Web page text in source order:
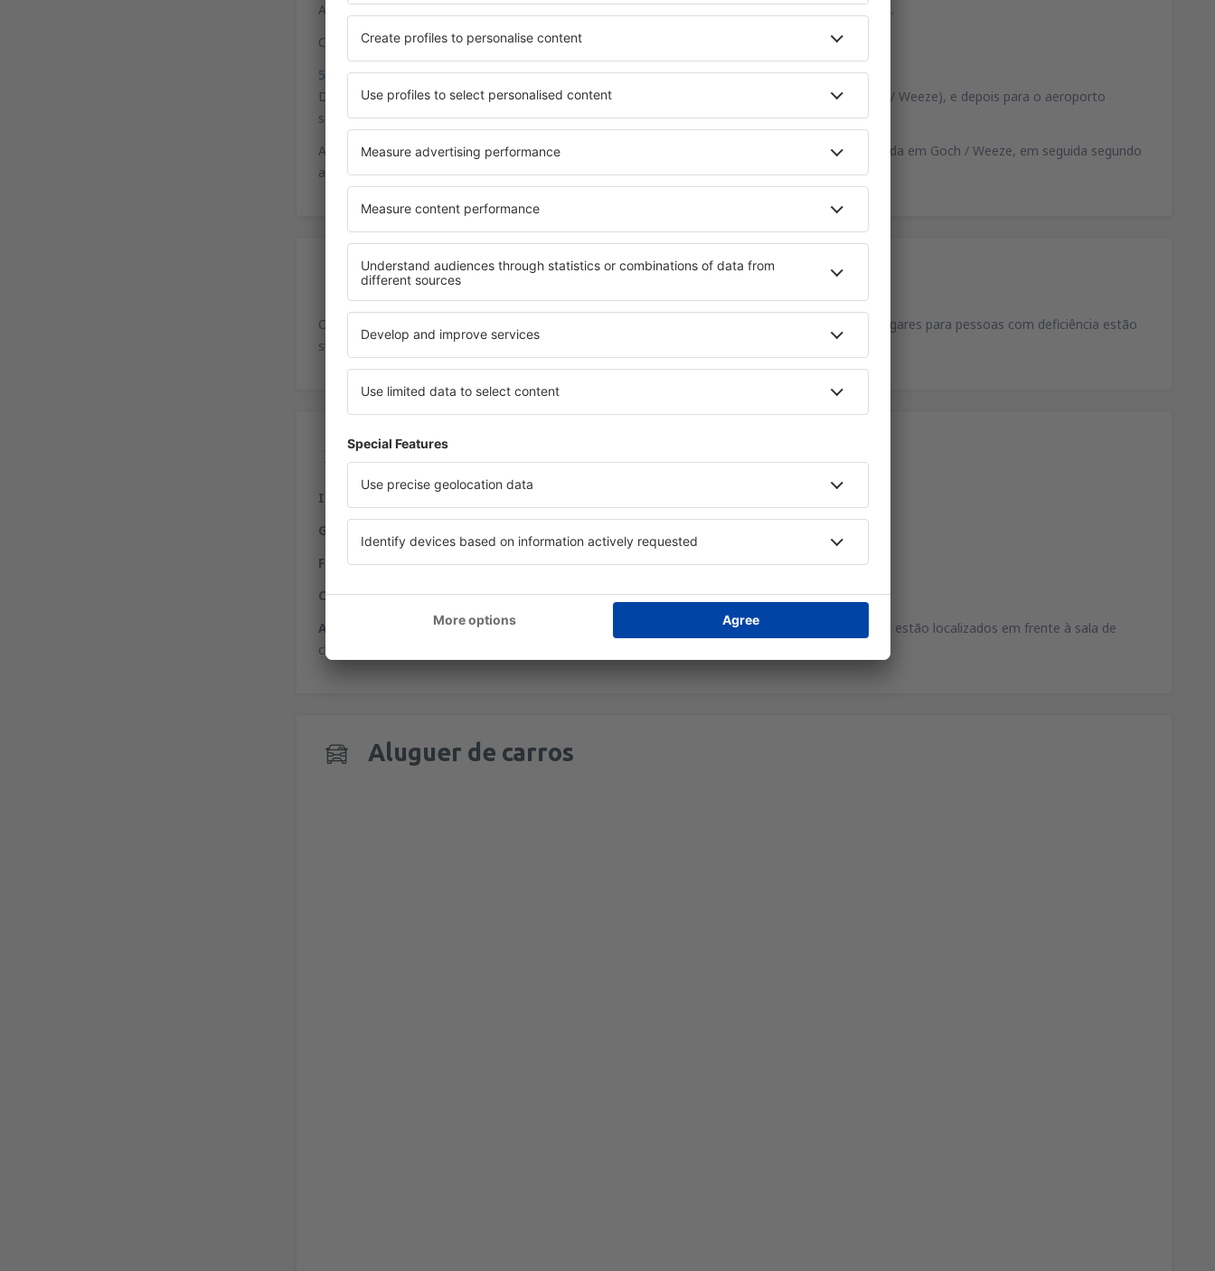
A parada de táxis se situa em frente da sala de chegadas. Várias empresas operam no aeroporto.
Coordenadas para sistemas de navegação GPS automotivos:
51°35'59"N, 6°09'01"E
De Düsseldorf/Colônia: pela rodovia A57 para o norte (Goch), depois virar à direita (saída Uedem / Weeze), e depois para o aeroporto
seguindo a sinalização.
A partir dos Países Baixos/ Eindhoven: consecutivamente pelas rodovias A67-A73 -A77 e A57, saída em Goch / Weeze, em seguida segundo
as indicações diretamente para o aeroporto.
Estacionamento
O aeroporto dispõe de três estacionamentos com capacidade para cerca de 7000 veículos. Os lugares para pessoas com deficiência estão
situados na primeira fila do estacionamento P1.
Serviços
Informação
- o ponto de informação está localizado no piso térreo do edifício do terminal.
Gastronomia
Finanças- no piso térreo do terminal na área de chegadas há um caixa eletrônico.
Compras- dentro do aeroporto estão localizadas algumas lojas.
Aluguel de carros
- cinco empresas prestam serviços nesta área no aeroporto. Seus escritórios estão localizados em frente à sala de
chegadas.
Aluguer de carros